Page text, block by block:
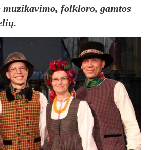
muzikavimo, folkloro, gamtos